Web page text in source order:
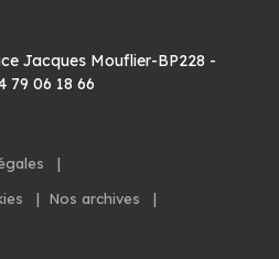
Jacques Mouflier-BP228 -
79 06 18 66
|
| Nos archives
|